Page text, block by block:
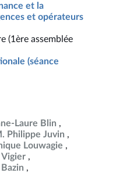
et la
et opérateurs
(1ère assemblée
(séance
Laure Blin
Philippe Juvin
Louwagie
Vigier